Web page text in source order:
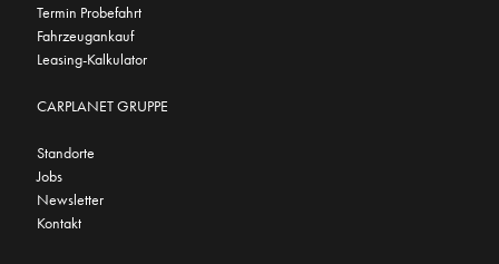
Termin Probefahrt
Fahrzeugankauf
Leasing-Kalkulator
CARPLANET GRUPPE
Standorte
Jobs
Newsletter
Kontakt